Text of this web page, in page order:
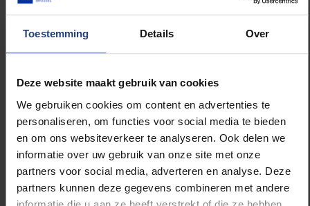
Toestemming Details Over
Deze website maakt gebruik van cookies
We gebruiken cookies om content en advertenties te
personaliseren, om functies voor social media te bieden
en om ons websiteverkeer te analyseren. Ook delen we
informatie over uw gebruik van onze site met onze
partners voor social media, adverteren en analyse. Deze
partners kunnen deze gegevens combineren met andere
Een cruciaal dossier is de
liberalen dat
aanvaarden, dan dreigt
de kiesdrempel in 2024.